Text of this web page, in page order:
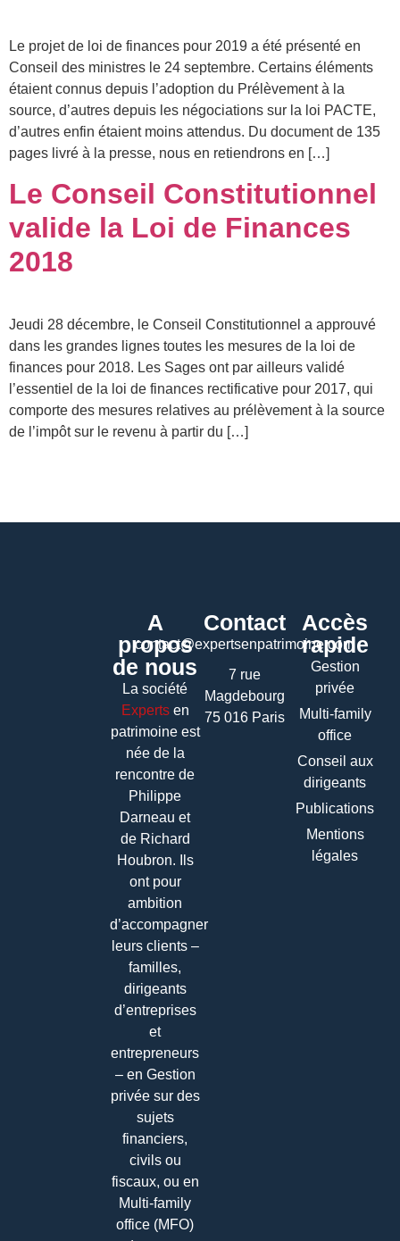
Le projet de loi de finances pour 2019 a été présenté en
Conseil des ministres le 24 septembre. Certains éléments
étaient connus depuis l’adoption du Prélèvement à la
source, d’autres depuis les négociations sur la loi PACTE,
d’autres enfin étaient moins attendus. Du document de 135
pages livré à la presse, nous en retiendrons en […]
Le Conseil Constitutionnel
valide la Loi de Finances
2018
Jeudi 28 décembre, le Conseil Constitutionnel a approuvé
dans les grandes lignes toutes les mesures de la loi de
finances pour 2018. Les Sages ont par ailleurs validé
l’essentiel de la loi de finances rectificative pour 2017, qui
comporte des mesures relatives au prélèvement à la source
de l’impôt sur le revenu à partir du […]
A
propos
de nous
La société
Expertsen
patrimoine est
née de la
rencontre de
Philippe
Darneau et
de Richard
Houbron. Ils
ont pour
ambition
d’accompagner
leurs clients –
familles,
dirigeants
d’entreprises
et
entrepreneurs
– en Gestion
privée sur des
sujets
financiers,
civils ou
fiscaux, ou en
Multi-family
office (MFO)
Contact
contact@expertsenpatrimoine.com
7 rue
Magdebourg
75 016 Paris
Accès
rapide
Gestion
privée
Multi-family
office
Conseil aux
dirigeants
Publications
Mentions
légales